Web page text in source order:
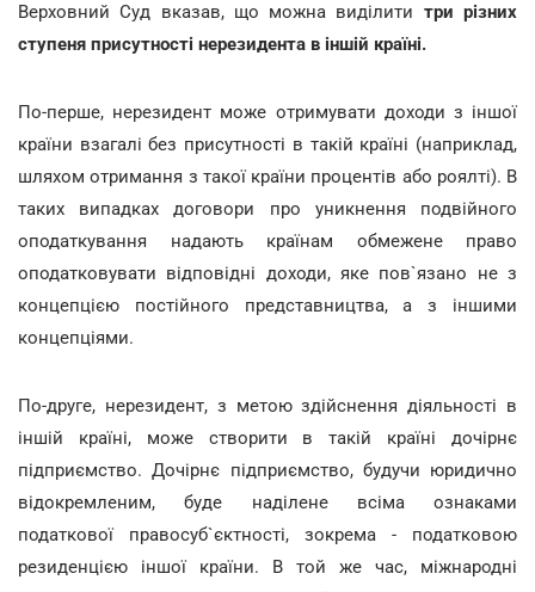
Верховний Суд вказав, що можна виділити три різних
ступеня присутності нерезидента в іншій країні.
По-перше, нерезидент може отримувати доходи з іншої
країни взагалі без присутності в такій країні (наприклад,
шляхом отримання з такої країни процентів або роялті). В
таких випадках договори про уникнення подвійного
оподаткування надають країнам обмежене право
оподатковувати відповідні доходи, яке пов`язано не з
концепцією постійного представництва, а з іншими
концепціями.
По-друге, нерезидент, з метою здійснення діяльності в
іншій країні, може створити в такій країні дочірнє
підприємство. Дочірнє підприємство, будучи юридично
відокремленим, буде наділене всіма ознаками
податкової правосуб`єктності, зокрема - податковою
резиденцією іншої країни. В той же час, міжнародні